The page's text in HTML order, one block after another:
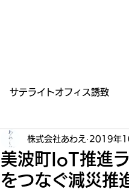
サテライトオフィス誘致
受賞歴 お知らせ
美波町IoT推進
をつなぐ減災推
株式会社あわえ 2019年